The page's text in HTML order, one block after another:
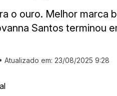
o ouro. Melhor marca
Santos terminou
• Atualizado em: 23/08/2025 9:28